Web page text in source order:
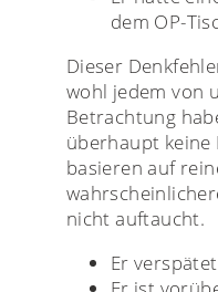
dem OP-
Dieser
wohl jedem von
Betrachtung
überhaupt keine
basieren auf
nicht auftaucht.
Er